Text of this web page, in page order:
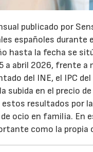
publicado por
españoles durante
hasta la fecha se
a abril 2026, frente a
del INE, el IPC
subida en el precio
resultados por
ocio en familia.
como la propia